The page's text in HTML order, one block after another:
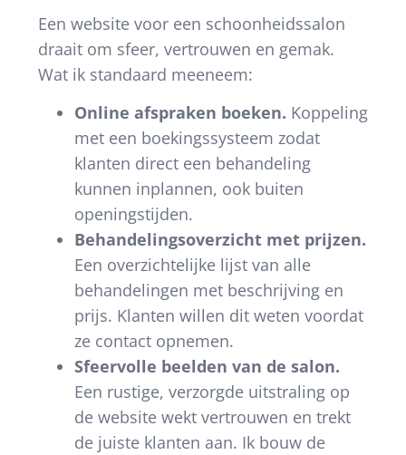
Een website voor een schoonheidssalon
draait om sfeer, vertrouwen en gemak.
Wat ik standaard meeneem:
Online afspraken boeken. Koppeling
met een boekingssysteem zodat
klanten direct een behandeling
kunnen inplannen, ook buiten
openingstijden.
Behandelingsoverzicht met prijzen.
Een overzichtelijke lijst van alle
behandelingen met beschrijving en
prijs. Klanten willen dit weten voordat
ze contact opnemen.
Sfeervolle beelden van de salon.
Een rustige, verzorgde uitstraling op
de website wekt vertrouwen en trekt
de juiste klanten aan. Ik bouw de